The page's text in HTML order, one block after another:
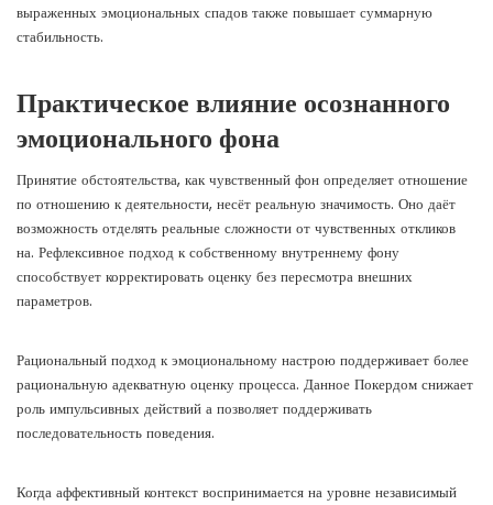
выраженных эмоциональных спадов также повышает суммарную
стабильность.
Практическое влияние осознанного
эмоционального фона
Принятие обстоятельства, как чувственный фон определяет отношение
по отношению к деятельности, несёт реальную значимость. Оно даёт
возможность отделять реальные сложности от чувственных откликов
на. Рефлексивное подход к собственному внутреннему фону
способствует корректировать оценку без пересмотра внешних
параметров.
Рациональный подход к эмоциональному настрою поддерживает более
рациональную адекватную оценку процесса. Данное Покердом снижает
роль импульсивных действий а позволяет поддерживать
последовательность поведения.
Когда аффективный контекст воспринимается на уровне независимый